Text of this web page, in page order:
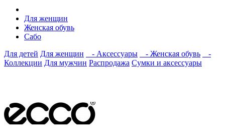
Для женщин
Женская обувь
Сабо
Для детей Для женщин - Аксессуары - Женская обувь
-
Коллекции Для мужчин Распродажа Сумки и аксессуары